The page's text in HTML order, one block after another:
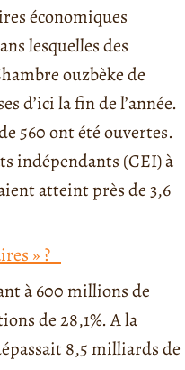
économiques
lesquelles des
ouzbèke de
d’ici la fin de l’année.
560 ont été ouvertes.
indépendants (CEI) à
atteint près de 3,6
» ?
à 600 millions de
de 28,1%. A la
8,5 milliards de